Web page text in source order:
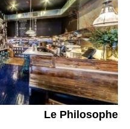
Le Philosophe